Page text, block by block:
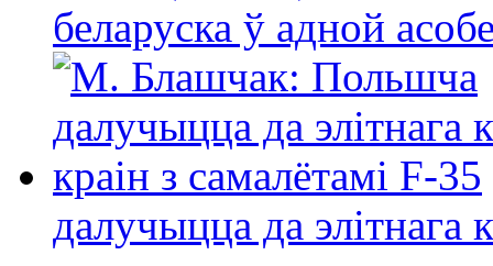
беларуска ў адной
далучыцца да элітнага